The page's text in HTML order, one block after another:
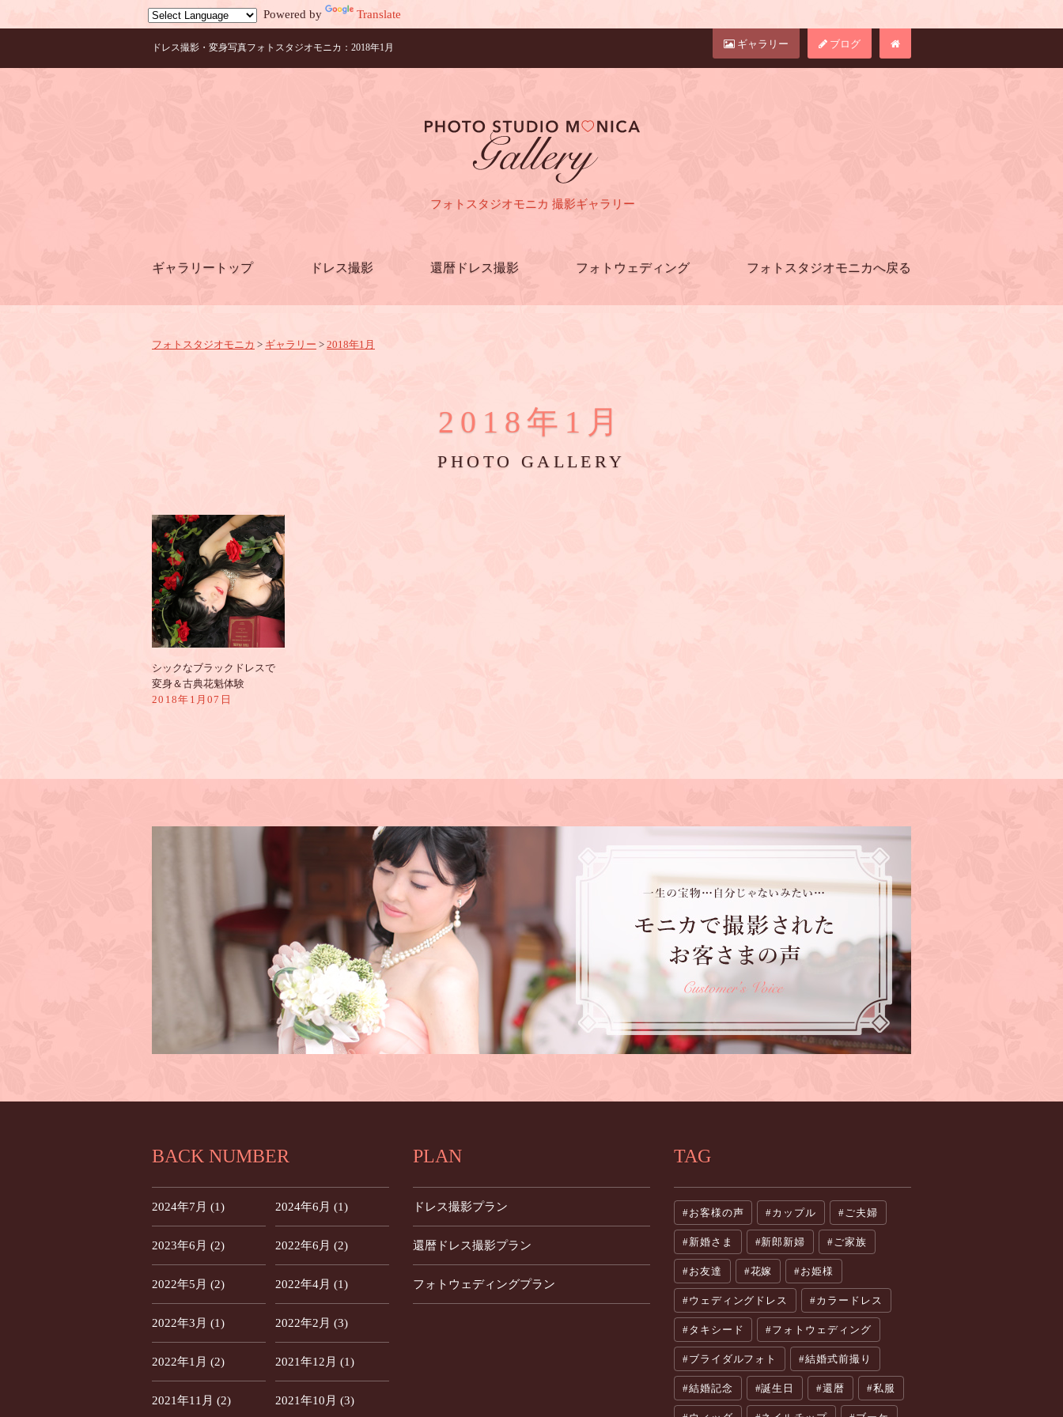
Powered by Translate
ドレス撮影・変身写真フォトスタジオモニカ：2018年1月 ギャラリー ブログ
フォトスタジオモニカ 撮影ギャラリー
ギャラリートップ ドレス撮影 還暦ドレス撮影 フォトウェディング フォトスタジオモニカへ戻る
フォトスタジオモニカ > ギャラリー > 2018年1月
2018年1月
PHOTO GALLERY
シックなブラックドレスで
変身＆古典花魁体験
2018年1月07日
BACK NUMBER
2024年7月 (1) 2024年6月 (1)
2023年6月 (2) 2022年6月 (2)
2022年5月 (2) 2022年4月 (1)
2022年3月 (1) 2022年2月 (3)
2022年1月 (2) 2021年12月 (1)
2021年11月 (2) 2021年10月 (3)
PLAN
ドレス撮影プラン
還暦ドレス撮影プラン
フォトウェディングプラン
TAG
お客様の声 カップル ご夫婦
新婚さま 新郎新婦 ご家族
お友達 花嫁 お姫様
ウェディングドレス カラードレス
タキシード フォトウェディング
ブライダルフォト 結婚式前撮り
結婚記念 誕生日 還暦 私服